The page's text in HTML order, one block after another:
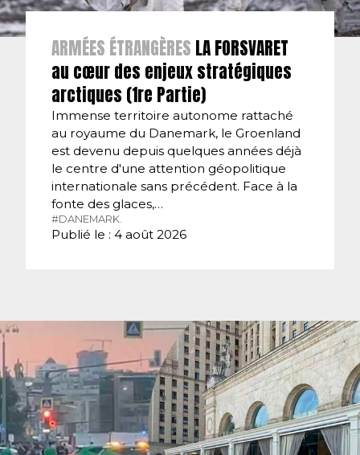
ARMÉES ÉTRANGÈRES LA FORSVARET
au cœur des enjeux stratégiques
arctiques (1re Partie)
Immense territoire autonome rattaché
au royaume du Danemark, le Groenland
est devenu depuis quelques années déjà
le centre d'une attention géopolitique
internationale sans précédent. Face à la
fonte des glaces,…
#DANEMARK.
Publié le : 4 août 2026